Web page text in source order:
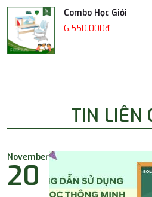
Combo Học Giỏi
6.550.000đ
TIN LIÊN
November
20